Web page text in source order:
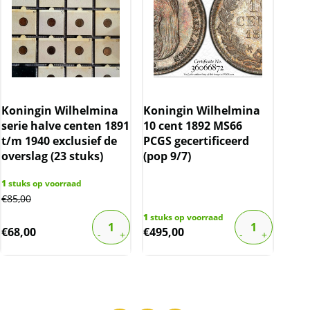
Koningin Wilhelmina
serie halve centen 1891
t/m 1940 exclusief de
overslag (23 stuks)
1 stuks op voorraad
€85,00
€68,00
Koningin Wilhelmina
10 cent 1892 MS66
PCGS gecertificeerd
(pop 9/7)
1 stuks op voorraad
€495,00